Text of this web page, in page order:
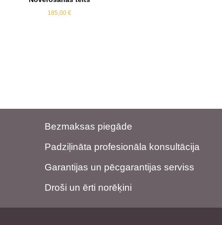
185,00 €
Bezmaksas piegāde
Padziļināta profesionāla konsultācija
Garantijas un pēcgarantijas serviss
Droši un ērti norēķini